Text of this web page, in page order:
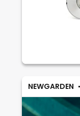
NEWGARDEN